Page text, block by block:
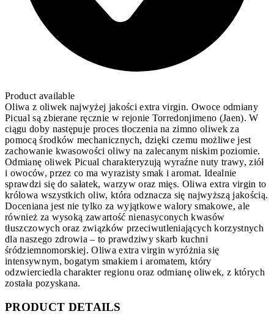
Product available
Oliwa z oliwek najwyżej jakości extra virgin. Owoce odmiany
Picual są zbierane ręcznie w rejonie Torredonjimeno (Jaen). W
ciągu doby następuje proces tłoczenia na zimno oliwek za
pomocą środków mechanicznych, dzięki czemu możliwe jest
zachowanie kwasowości oliwy na zalecanym niskim poziomie.
Odmianę oliwek Picual charakteryzują wyraźne nuty trawy, ziół
i owoców, przez co ma wyrazisty smak i aromat. Idealnie
sprawdzi się do sałatek, warzyw oraz mięs. Oliwa extra virgin to
królowa wszystkich oliw, która odznacza się najwyższą jakością.
Doceniana jest nie tylko za wyjątkowe walory smakowe, ale
również za wysoką zawartość nienasyconych kwasów
tłuszczowych oraz związków przeciwutleniających korzystnych
dla naszego zdrowia – to prawdziwy skarb kuchni
śródziemnomorskiej. Oliwa extra virgin wyróżnia się
intensywnym, bogatym smakiem i aromatem, który
odzwierciedla charakter regionu oraz odmianę oliwek, z których
została pozyskana.
PRODUCT DETAILS